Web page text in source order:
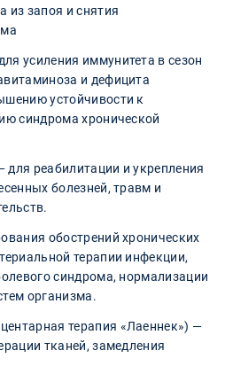
из запоя и снятия
усиления иммунитета в сезон
и дефицита
устойчивости к
синдрома хронической
реабилитации и укрепления
болезней, травм и
обострений хронических
терапии инфекции,
синдрома, нормализации
организма.
терапия «Лаеннек») —
тканей, замедления